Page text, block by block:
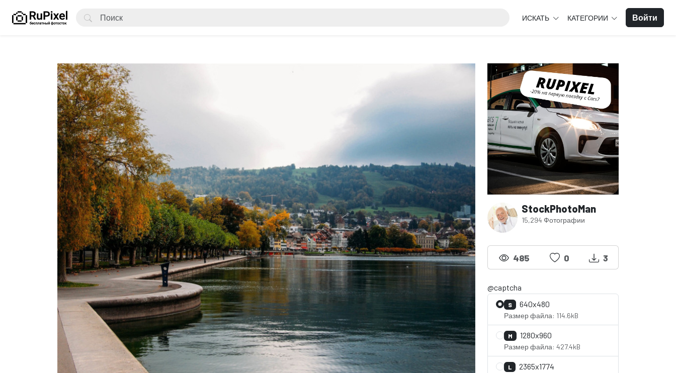
ИСКАТЬ КАТЕГОРИИ Войти
StockPhotoMan
15,294 Фотографии
485 0 3
@captcha
S 640x480
Размер файла: 114.6kB
M 1280x960
Размер файла: 427.4kB
L 2365x1774